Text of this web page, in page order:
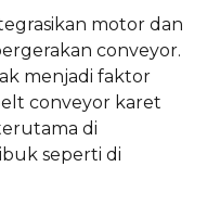
motor dan
conveyor.
menjadi faktor
conveyor karet
di
seperti di